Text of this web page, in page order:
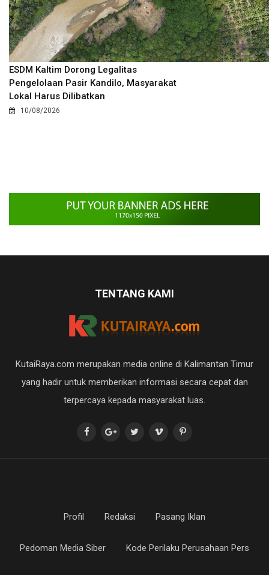
ESDM Kaltim Dorong Legalitas
Pengelolaan Pasir Kandilo, Masyarakat
Lokal Harus Dilibatkan
10/08/2026
TENTANG KAMI
KutaiRaya.com merupakan media online di Kalimantan Timur
yang hadir untuk memberikan informasi secara cepat dan
terpercaya kepada masyarakat luas.
Profil Redaksi Pasang Iklan
Pedoman Media Siber Kode Perilaku Perusahaan Pers